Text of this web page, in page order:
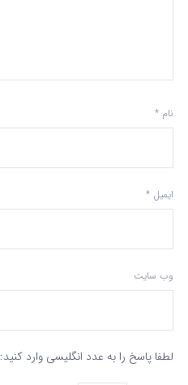
نام *
ایمیل *
وب‌ سایت
لطفا پاسخ را به عدد انگلیسی وارد کنید: